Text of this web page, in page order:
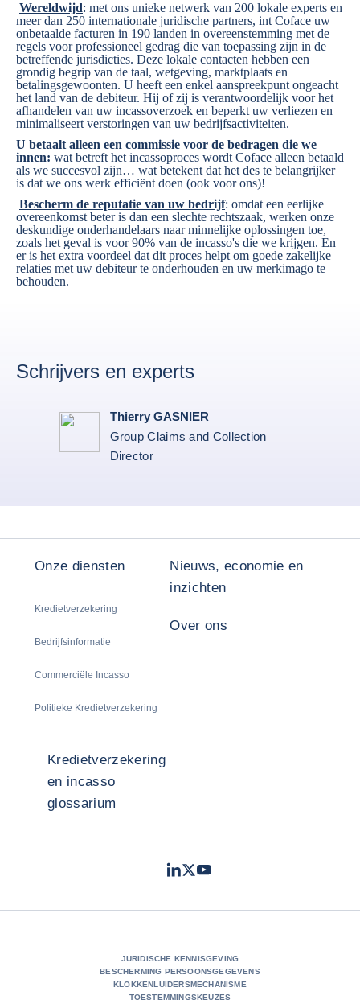
Wereldwijd: met ons unieke netwerk van 200 lokale experts en
meer dan 250 internationale juridische partners, int Coface uw
onbetaalde facturen in 190 landen in overeenstemming met de
regels voor professioneel gedrag die van toepassing zijn in de
betreffende jurisdicties. Deze lokale contacten hebben een
grondig begrip van de taal, wetgeving, marktplaats en
betalingsgewoonten. U heeft een enkel aanspreekpunt ongeacht
het land van de debiteur. Hij of zij is verantwoordelijk voor het
afhandelen van uw incassoverzoek en beperkt uw verliezen en
minimaliseert verstoringen van uw bedrijfsactiviteiten.
U betaalt alleen een commissie voor de bedragen die we
innen: wat betreft het incassoproces wordt Coface alleen betaald
als we succesvol zijn… wat betekent dat het des te belangrijker
is dat we ons werk efficiënt doen (ook voor ons)!
Bescherm de reputatie van uw bedrijf: omdat een eerlijke
overeenkomst beter is dan een slechte rechtszaak, werken onze
deskundige onderhandelaars naar minnelijke oplossingen toe,
zoals het geval is voor 90% van de incasso's die we krijgen. En
er is het extra voordeel dat dit proces helpt om goede zakelijke
relaties met uw debiteur te onderhouden en uw merkimago te
behouden.
Schrijvers en experts
Thierry GASNIER
Group Claims and Collection
Director
Onze diensten
Kredietverzekering
Bedrijfsinformatie
Commerciële Incasso
Politieke Kredietverzekering
Nieuws, economie en
inzichten
Over ons
Kredietverzekering
en incasso
glossarium
LinkedIn
TwitterYoutube
JURIDISCHE KENNISGEVING
BESCHERMING PERSOONSGEGEVENS
KLOKKENLUIDERSMECHANISME
TOESTEMMINGSKEUZES